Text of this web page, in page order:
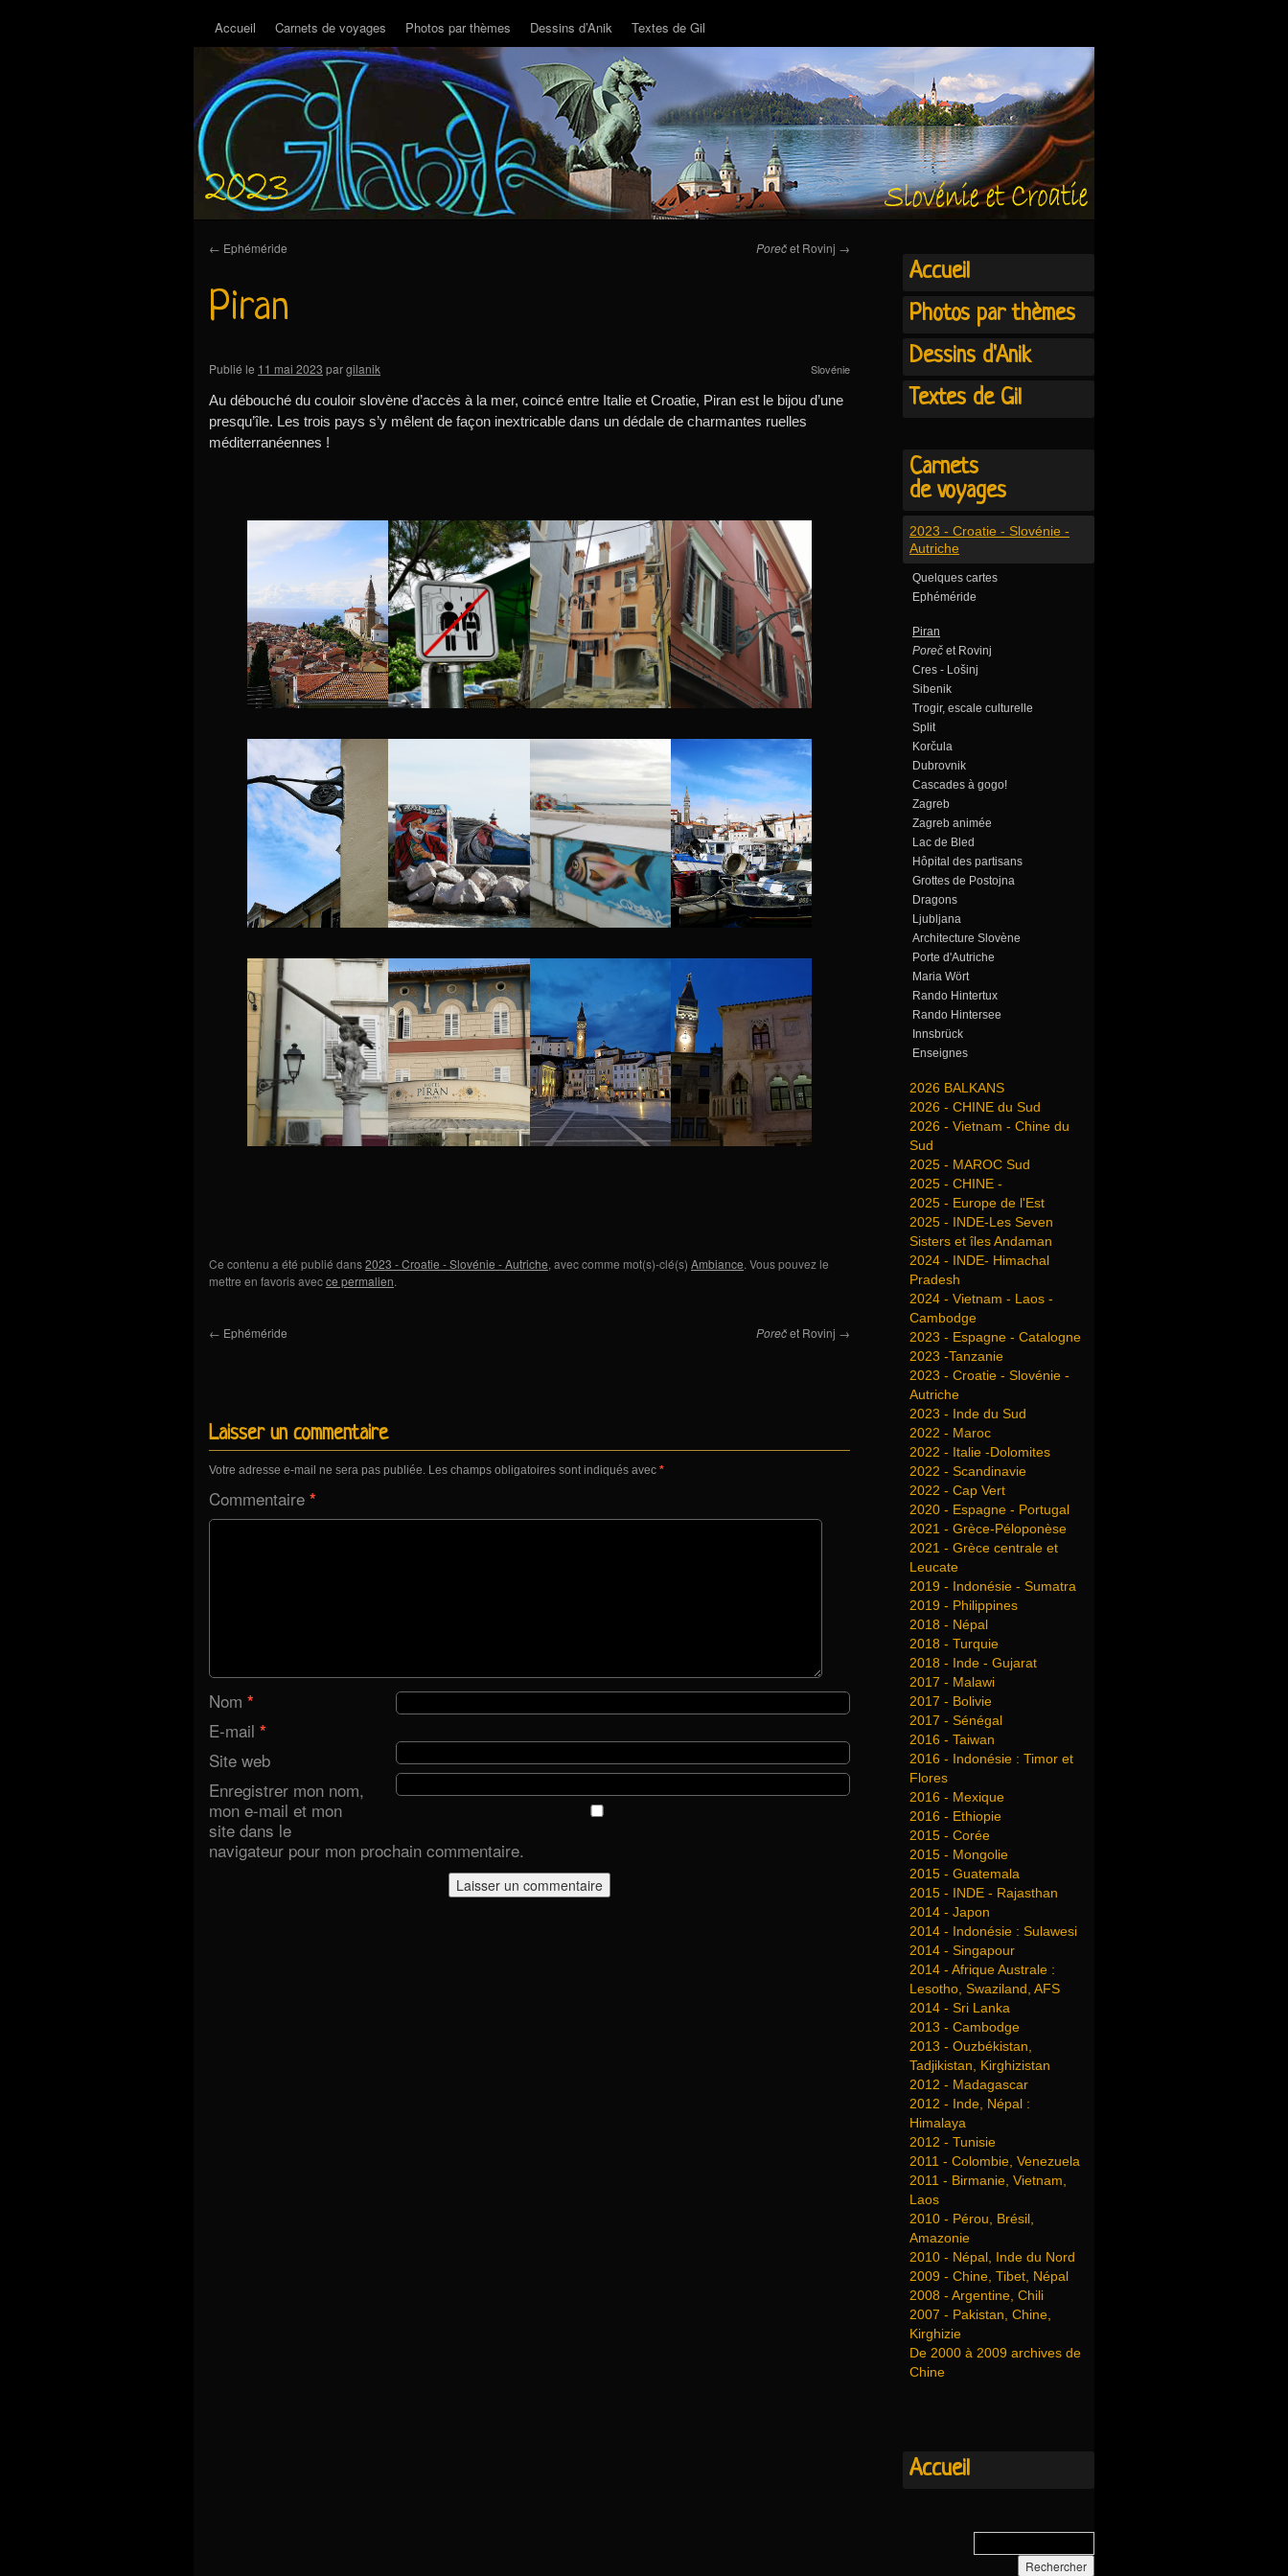
Accueil Carnets de voyages Photos par thèmes Dessins d’Anik Textes de Gil
← Ephéméride Porečet Rovinj →
Piran
Publié le 11 mai 2023 pargilanik Slovénie
Au débouché du couloir slovène d’accès à la mer, coincé entre Italie et Croatie, Piran est le bijou d’une
presqu’île. Les trois pays s’y mêlent de façon inextricable dans un dédale de charmantes ruelles
méditerranéennes !
Ce contenu a été publié dans2023 - Croatie - Slovénie - Autriche, avec comme mot(s)-clé(s) Ambiance. Vous pouvez le
mettre en favoris avecce permalien.
← Ephéméride Porečet Rovinj →
Laisser un commentaire
Votre adresse e-mail ne sera pas publiée. Les champs obligatoires sont indiqués avec *
Commentaire *
Nom *
E-mail *
Site web
Enregistrer mon nom,
mon e-mail et mon
site dans le
navigateur pour mon prochain commentaire.
Accueil
Photos par thèmes
Dessins d'Anik
Textes de Gil
Carnets
de voyages
2023 - Croatie - Slovénie -
Autriche
Quelques cartes
Ephéméride
Piran
Poreč et Rovinj
Cres - Lošinj
Sibenik
Trogir, escale culturelle
Split
Korčula
Dubrovnik
Cascades à gogo!
Zagreb
Zagreb animée
Lac de Bled
Hôpital des partisans
Grottes de Postojna
Dragons
Ljubljana
Architecture Slovène
Porte d'Autriche
Maria Wört
Rando Hintertux
Rando Hintersee
Innsbrück
Enseignes
2026 BALKANS
2026 - CHINE du Sud
2026 - Vietnam - Chine du
Sud
2025 - MAROC Sud
2025 - CHINE -
2025 - Europe de l'Est
2025 - INDE-Les Seven
Sisters et îles Andaman
2024 - INDE- Himachal
Pradesh
2024 - Vietnam - Laos -
Cambodge
2023 - Espagne - Catalogne
2023 -Tanzanie
2023 - Croatie - Slovénie -
Autriche
2023 - Inde du Sud
2022 - Maroc
2022 - Italie -Dolomites
2022 - Scandinavie
2022 - Cap Vert
2020 - Espagne - Portugal
2021 - Grèce-Péloponèse
2021 - Grèce centrale et
Leucate
2019 - Indonésie - Sumatra
2019 - Philippines
2018 - Népal
2018 - Turquie
2018 - Inde - Gujarat
2017 - Malawi
2017 - Bolivie
2017 - Sénégal
2016 - Taiwan
2016 - Indonésie : Timor et
Flores
2016 - Mexique
2016 - Ethiopie
2015 - Corée
2015 - Mongolie
2015 - Guatemala
2015 - INDE - Rajasthan
2014 - Japon
2014 - Indonésie : Sulawesi
2014 - Singapour
2014 - Afrique Australe :
Lesotho, Swaziland, AFS
2014 - Sri Lanka
2013 - Cambodge
2013 - Ouzbékistan,
Tadjikistan, Kirghizistan
2012 - Madagascar
2012 - Inde, Népal :
Himalaya
2012 - Tunisie
2011 - Colombie, Venezuela
2011 - Birmanie, Vietnam,
Laos
2010 - Pérou, Brésil,
Amazonie
2010 - Népal, Inde du Nord
2009 - Chine, Tibet, Népal
2008 - Argentine, Chili
2007 - Pakistan, Chine,
Kirghizie
De 2000 à 2009 archives de
Chine
Accueil